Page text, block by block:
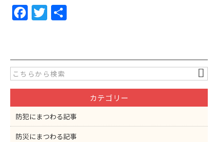
F
a
e
b
o
o
k
T
w
er
カテゴリー
防犯にまつわる記事
防災にまつわる記事